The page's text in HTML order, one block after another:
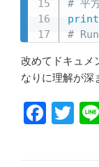
# 平
print
#
改めてドキュメ
なりに理解が深
F
T